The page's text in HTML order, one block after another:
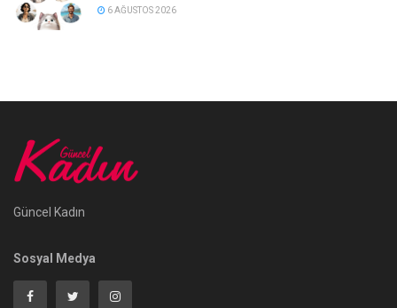
6 AĞUSTOS 2026
Güncel Kadın
Sosyal Medya